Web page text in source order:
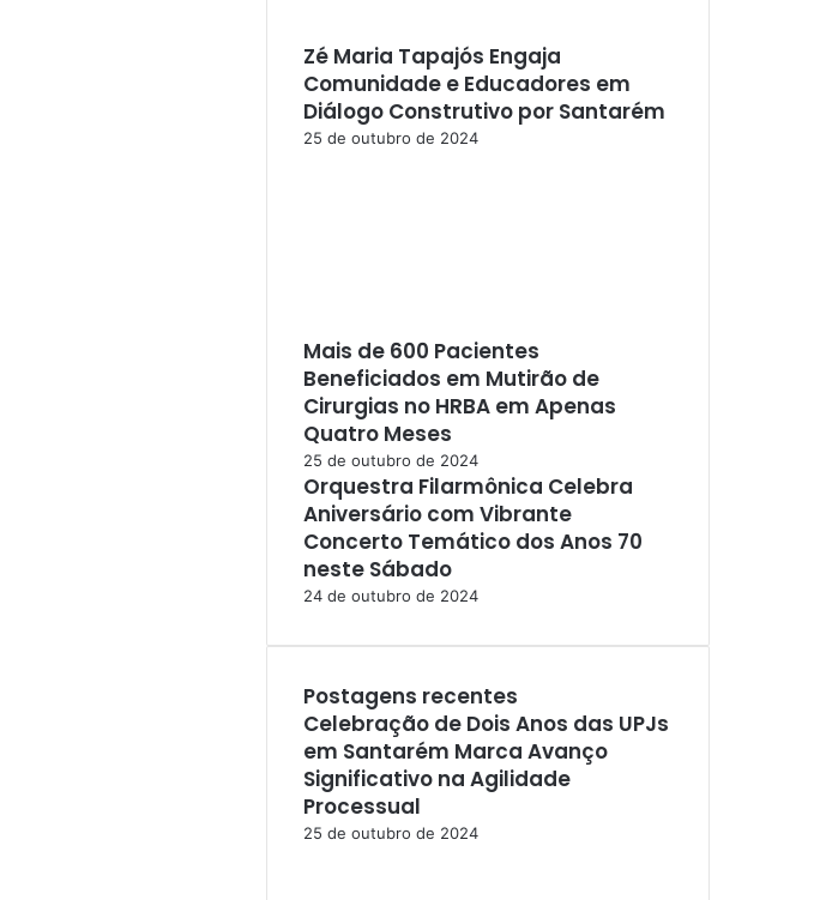
Zé Maria Tapajós Engaja
Comunidade e Educadores em
Diálogo Construtivo por Santarém
25 de outubro de 2024
Mais de 600 Pacientes
Beneficiados em Mutirão de
Cirurgias no HRBA em Apenas
Quatro Meses
25 de outubro de 2024
Orquestra Filarmônica Celebra
Aniversário com Vibrante
Concerto Temático dos Anos 70
neste Sábado
24 de outubro de 2024
Postagens recentes
Celebração de Dois Anos das UPJs
em Santarém Marca Avanço
Significativo na Agilidade
Processual
25 de outubro de 2024